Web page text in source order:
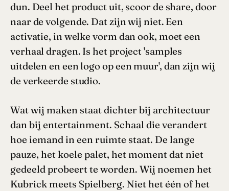
dun. Deel het product uit, scoor de share, door
naar de volgende. Dat zijn wij niet. Een
activatie, in welke vorm dan ook, moet een
verhaal dragen. Is het project 'samples
uitdelen en een logo op een muur', dan zijn wij
de verkeerde studio.
Wat wij maken staat dichter bij architectuur
dan bij entertainment. Schaal die verandert
hoe iemand in een ruimte staat. De lange
pauze, het koele palet, het moment dat niet
gedeeld probeert te worden. Wij noemen het
Kubrick meets Spielberg. Niet het één of het